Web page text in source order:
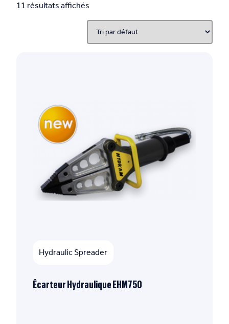
11 résultats affichés
Hydraulic Spreader
Écarteur Hydraulique EHM750